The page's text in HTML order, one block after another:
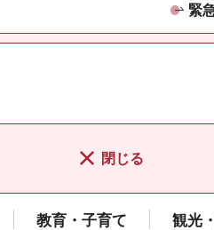
緊
閉じる
教育・子育て 観光